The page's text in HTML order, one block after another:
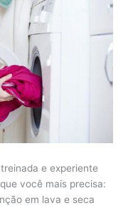
e experiente
você mais precisa:
em lava e seca